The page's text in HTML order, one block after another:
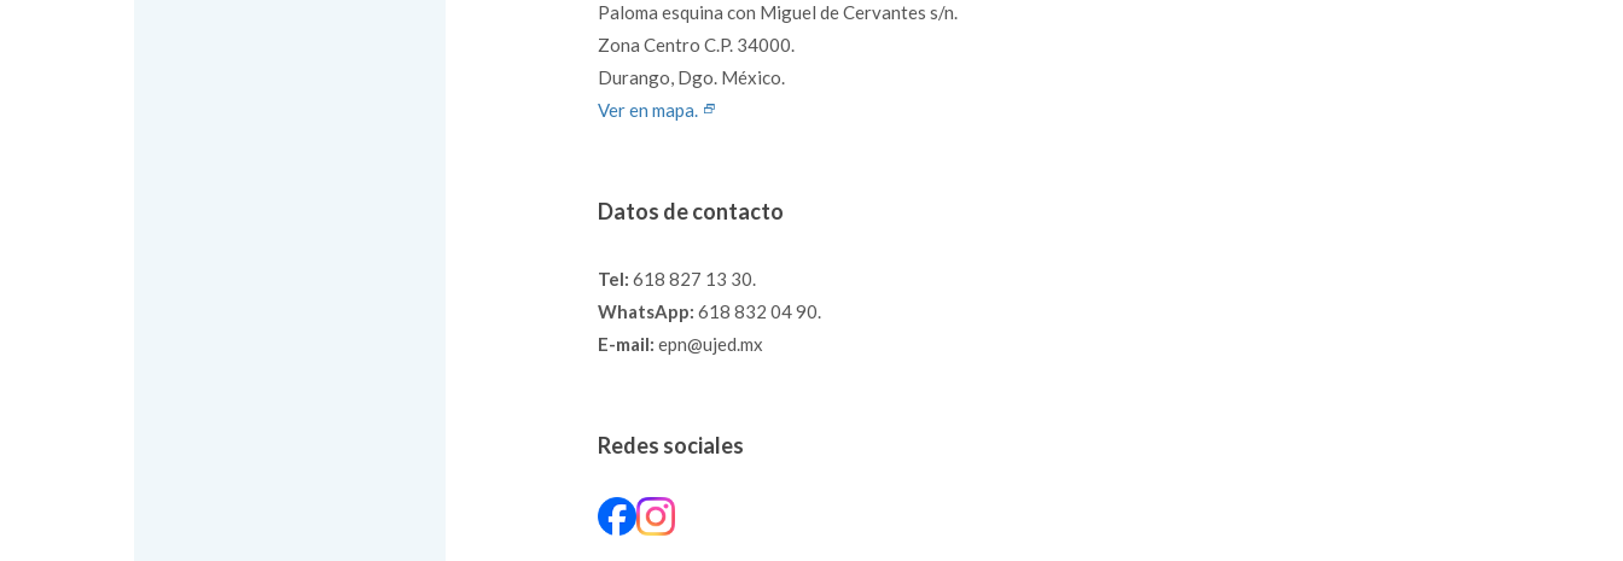
Paloma esquina con Miguel de Cervantes s/n.
Zona Centro C.P. 34000.
Durango, Dgo. México.
Ver en mapa.
Datos de contacto
Tel: 618 827 13 30.
WhatsApp: 618 832 04 90.
E-mail: epn@ujed.mx
Redes sociales